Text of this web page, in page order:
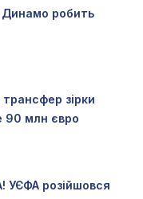
Динамо робить
зірки
90 млн євро
УЄФА розійшовся